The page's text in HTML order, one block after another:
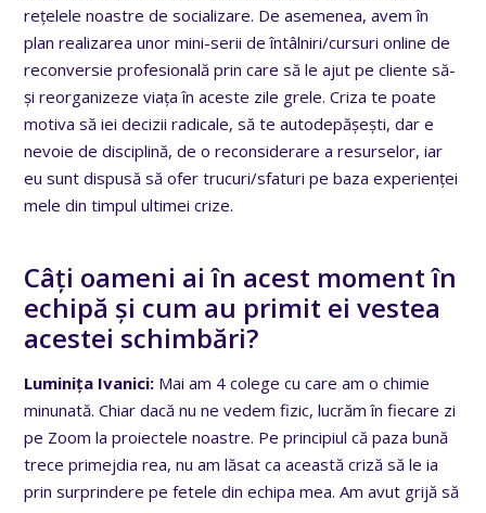
rețelele noastre de socializare. De asemenea, avem în
plan realizarea unor mini-serii de întâlniri/cursuri online de
reconversie profesională prin care să le ajut pe cliente să-
și reorganizeze viața în aceste zile grele. Criza te poate
motiva să iei decizii radicale, să te autodepășești, dar e
nevoie de disciplină, de o reconsiderare a resurselor, iar
eu sunt dispusă să ofer trucuri/sfaturi pe baza experienței
mele din timpul ultimei crize.
Câți oameni ai în acest moment în
echipă și cum au primit ei vestea
acestei schimbări?
Luminița Ivanici: Mai am 4 colege cu care am o chimie
minunată. Chiar dacă nu ne vedem fizic, lucrăm în fiecare zi
pe Zoom la proiectele noastre. Pe principiul că paza bună
trece primejdia rea, nu am lăsat ca această criză să le ia
prin surprindere pe fetele din echipa mea. Am avut grijă să